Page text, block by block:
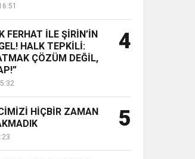
FERHAT İLE ŞİRİN’İN
HALK TEPKİLİ:
ÇÖZÜM DEĞİL,
4
HİÇBİR ZAMAN
5